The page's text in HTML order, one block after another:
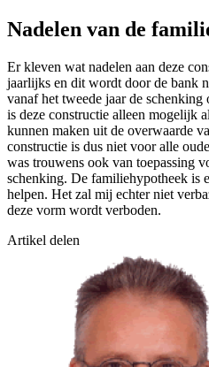
Nadelen van de
Er kleven wat nadelen aan deze
jaarlijks en dit wordt door de bank
vanaf het tweede jaar de
is deze constructie alleen mogelijk
kunnen maken uit de overwaarde
constructie is dus niet voor alle
was trouwens ook van toepassing
schenking. De familiehypotheek is
helpen. Het zal mij echter niet
deze vorm wordt verboden.
Artikel delen